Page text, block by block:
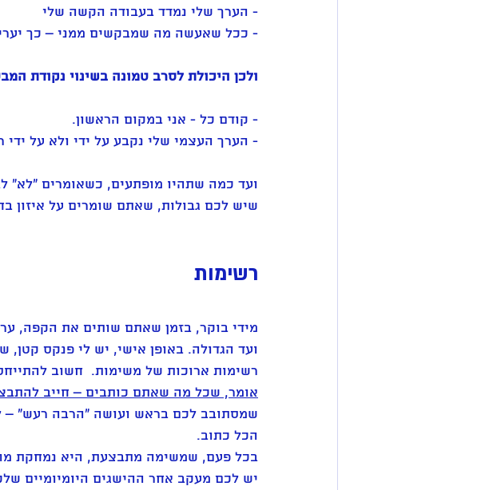
- הערך שלי נמדד בעבודה הקשה שלי
- ככל שאעשה מה שמבקשים ממני – כך
ולכן היכולת לסרב טמונה בשינוי נקודת
- קודם כל - אני במקום הראשון.
- הערך העצמי שלי נקבע על ידי ולא על ידי
ועד כמה שתהיו מופתעים, כשאומרים
שיש לכם גבולות, שאתם שומרים על איזון
רשימות
מידי בוקר, בזמן שאתם שותים את הקפה,
ועד הגדולה. באופן אישי, יש לי פנקס קטן,
רשימות ארוכות של משימות.  חשוב
אומר, שכל מה שאתם כותבים – חייב
שמסתובב לכם בראש ועושה "הרבה רעש" –
הכל כתוב.
בכל פעם, שמשימה מתבצעת, היא נמחקת
יש לכם מעקב אחר ההישגים היומיומיים